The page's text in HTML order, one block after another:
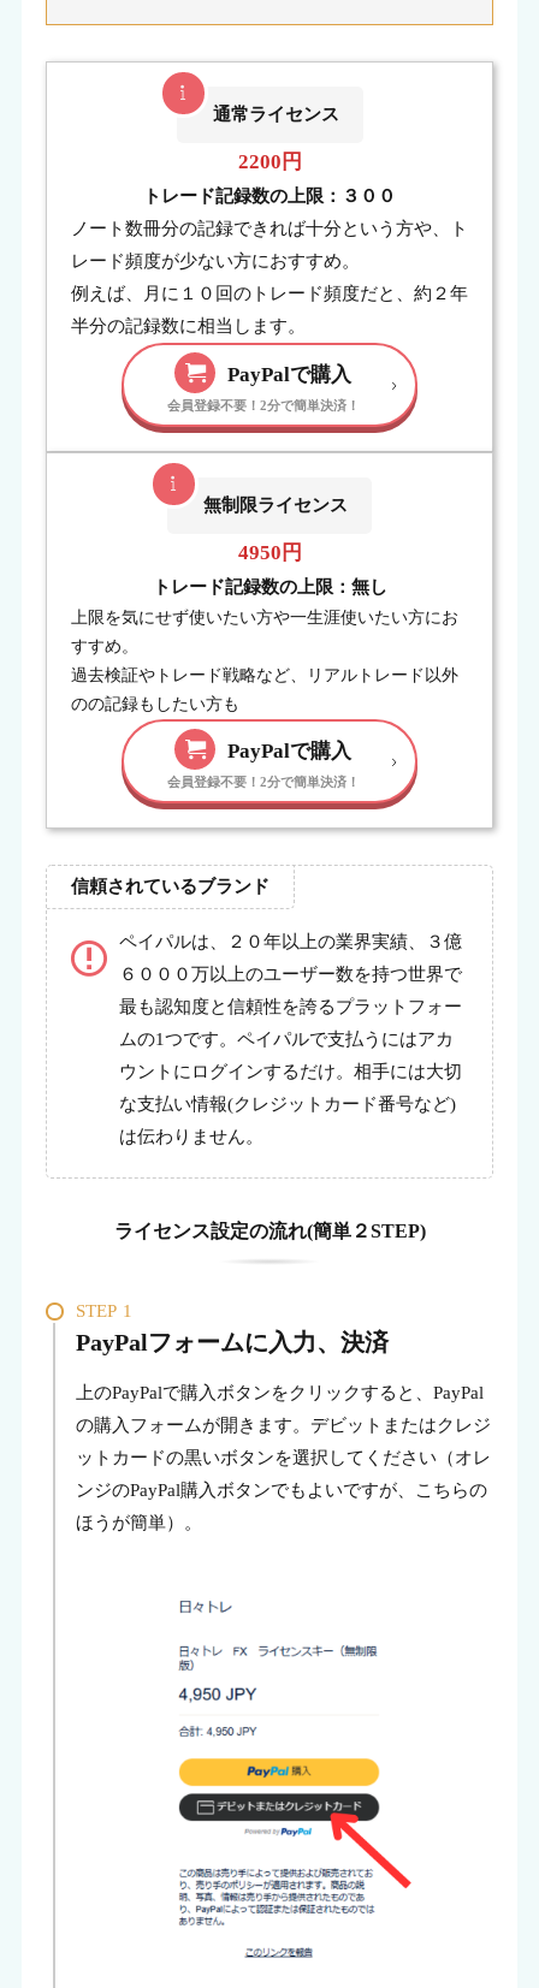
通常ライセンス
2200円
トレード記録数の上限：３００
ノート数冊分の記録できれば十分という方や、ト
レード頻度が少ない方におすすめ。
例えば、月に１０回のトレード頻度だと、約２年
半分の記録数に相当します。
PayPalで購入
無制限ライセンス
4950円
トレード記録数の上限：無し
上限を気にせず使いたい方や一生涯使いたい方にお
すすめ。
過去検証やトレード戦略など、リアルトレード以外
のの記録もしたい方も
PayPalで購入
信頼されているブランド
ペイパルは、２０年以上の業界実績、３億
６０００万以上のユーザー数を持つ世界で
最も認知度と信頼性を誇るプラットフォー
ムの1つです。ペイパルで支払うにはアカ
ウントにログインするだけ。相手には大切
な支払い情報(クレジットカード番号など)
は伝わりません。
ライセンス設定の流れ(簡単２STEP)
STEP 1
PayPalフォームに入力、決済
上のPayPalで購入ボタンをクリックすると、PayPal
の購入フォームが開きます。デビットまたはクレジ
ットカードの黒いボタンを選択してください（オレ
ンジのPayPal購入ボタンでもよいですが、こちらの
ほうが簡単）。